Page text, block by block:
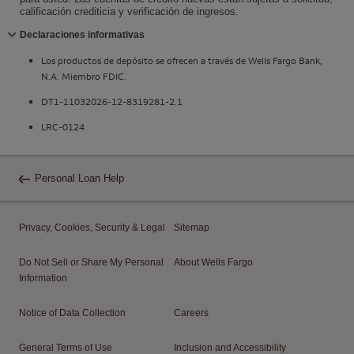
calificación crediticia y verificación de ingresos.
Declaraciones informativas
Los productos de depósito se ofrecen a través de Wells Fargo Bank,
N.A. Miembro FDIC.
DT1-11032026-12-8319281-2.1
LRC-0124
Personal Loan Help
Privacy, Cookies, Security & Legal Sitemap
Do Not Sell or Share My Personal
Information
About Wells Fargo
Notice of Data Collection Careers
General Terms of Use Inclusion and Accessibility